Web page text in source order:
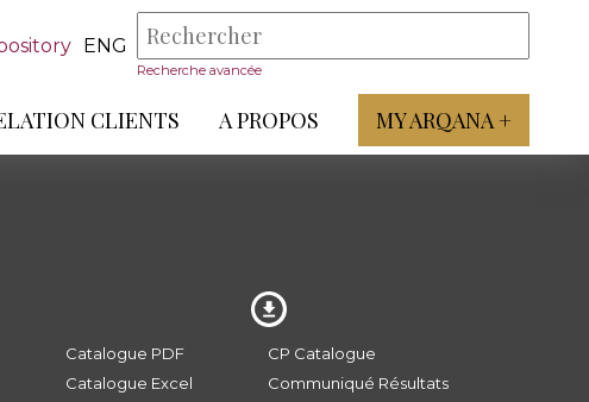
ENG
Recherche avancée
CLIENTS A PROPOS MY ARQANA +
Catalogue PDF
Catalogue Excel
CP Catalogue
Communiqué Résultats